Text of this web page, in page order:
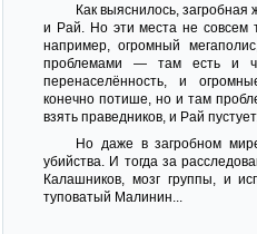
Как выяснилось, загробная
и Рай. Но эти места не совсем
например, огромный
проблемами — там есть и
перенаселённость, и
конечно потише, но и там
взять праведников, и Рай пустует...
Но даже в загробном
убийства. И тогда за
Калашников, мозг группы, и
туповатый Малинин...